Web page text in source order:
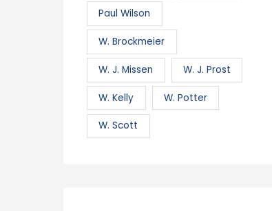
Paul Wilson
W. Brockmeier
W. J. Missen W. J. Prost
W. Kelly W. Potter
W. Scott